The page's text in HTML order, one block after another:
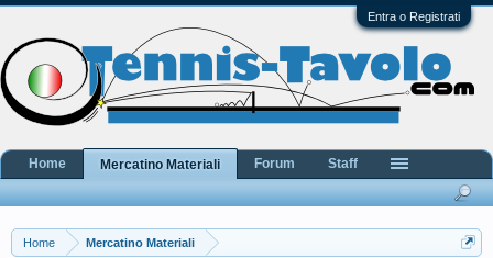
Entra o Registrati
Home Mercatino Materiali
Home Mercatino Materiali Forum Staff